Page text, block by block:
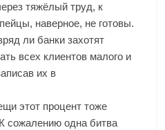
тяжёлый труд, к
наверное, не готовы.
ли банки захотят
всех клиентов малого и
их в
этот процент тоже
сожалению одна битва